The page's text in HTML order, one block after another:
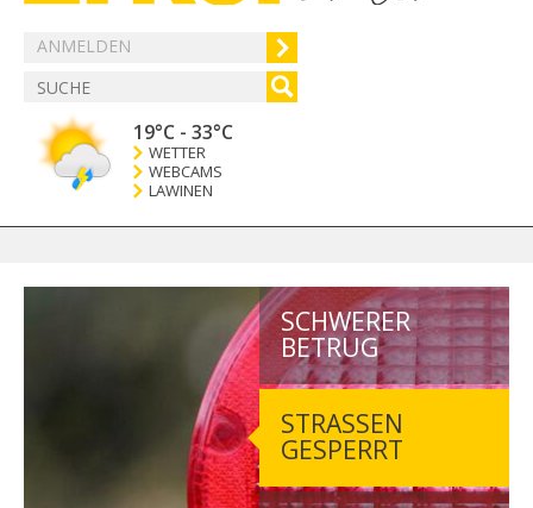
ANMELDEN
19°C - 33°C
WETTER
WEBCAMS
LAWINEN
SCHWERER
BETRUG
STRASSEN G
ESPERRT